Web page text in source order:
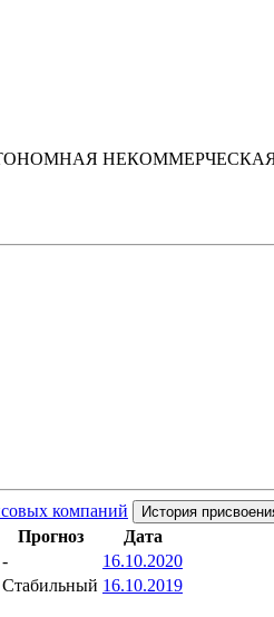
компаний История
Прогноз
Дата
-
16.10.2020
Стабильный 16.10.2019